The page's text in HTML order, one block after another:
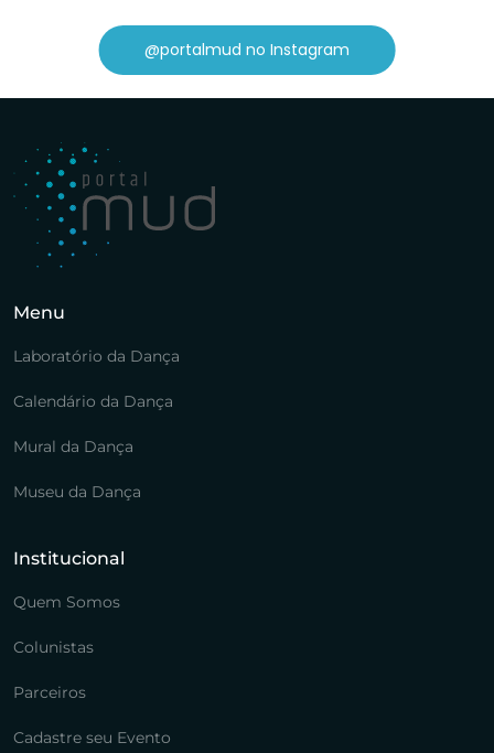
@portalmud no Instagram
Menu
Laboratório da Dança
Calendário da Dança
Mural da Dança
Museu da Dança
Institucional
Quem Somos
Colunistas
Parceiros
Cadastre seu Evento